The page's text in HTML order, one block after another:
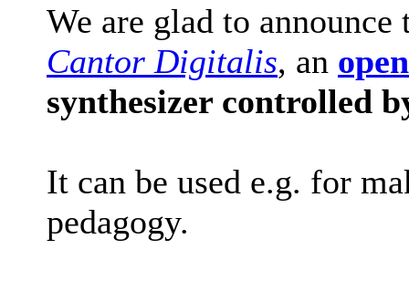
We are glad to
Cantor Digitalis, an
synthesizer controlled
It can be used e.g. for
pedagogy.